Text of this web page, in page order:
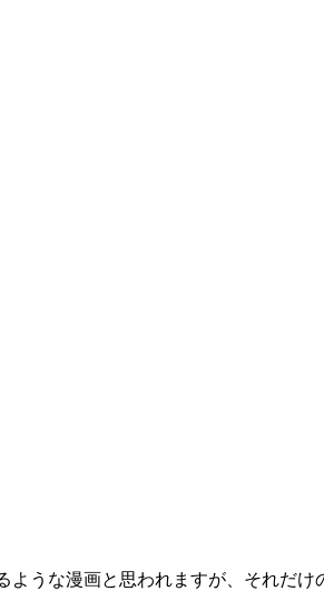
うな漫画と思われますが、それだけ